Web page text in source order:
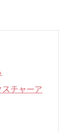
チャーア